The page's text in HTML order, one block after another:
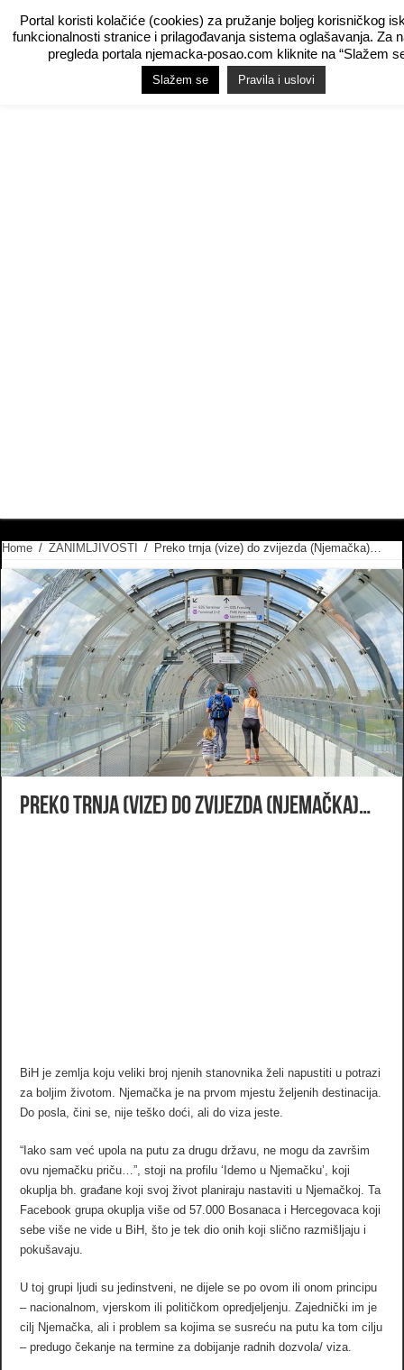
Home / ZANIMLJIVOSTI / Preko trnja (vize) do zvijezda (Njemačka)…
Preko trnja (vize) do zvijezda (Njemačka)…
BiH je zemlja koju veliki broj njenih stanovnika želi napustiti u potrazi
za boljim životom. Njemačka je na prvom mjestu željenih destinacija.
Do posla, čini se, nije teško doći, ali do viza jeste.
“Iako sam već upola na putu za drugu državu, ne mogu da završim
ovu njemačku priču…”, stoji na profilu ‘Idemo u Njemačku’, koji
okuplja bh. građane koji svoj život planiraju nastaviti u Njemačkoj. Ta
Facebook grupa okuplja više od 57.000 Bosanaca i Hercegovaca koji
sebe više ne vide u BiH, što je tek dio onih koji slično razmišljaju i
pokušavaju.
U toj grupi ljudi su jedinstveni, ne dijele se po ovom ili onom principu
– nacionalnom, vjerskom ili političkom opredjeljenju. Zajednički im je
cilj Njemačka, ali i problem sa kojima se susreću na putu ka tom cilju
– predugo čekanje na termine za dobijanje radnih dozvola/ viza.
Portal koristi kolačiće (cookies) za pružanje boljeg korisničkog
funkcionalnosti stranice i prilagođavanja sistema oglašavanja. Za
pregleda portala njemacka-posao.com kliknite na “Slažem
Slažem se Pravila i uslovi